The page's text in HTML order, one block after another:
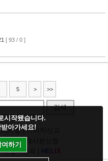
[ 93 / 0 ]
5 > >>
검색
의사항|이미지신고
디비|
널티문의 H X
시작됐습니다.
아가세요!
하기